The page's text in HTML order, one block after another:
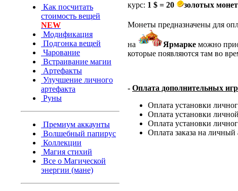
Как посчитать
стоимость вещей
NEW
Модификация
Подгонка вещей
Чарование
Встраивание магии
Артефакты
Улучшение личного
артефакта
Руны
Премиум аккаунты
Волшебный папирус
Коллекции
Магия стихий
Все о Магической
энергии (мане)
курс: 1 $ = 20 золотых монет
Монеты предназначены для
на Ярмарке можно
которые появляются там во
- Оплата дополнительных
Оплата установки
Оплата установки
Оплата установки
Оплата заказа на личный